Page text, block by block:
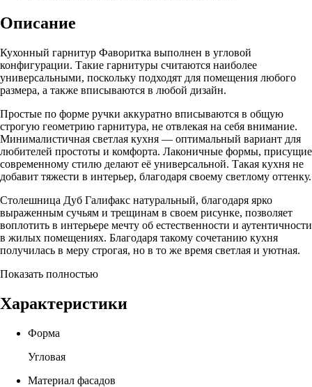
Описание
Кухонный гарнитур Фаворитка выполнен в угловой
конфигурации. Такие гарнитуры считаются наиболее
универсальными, поскольку подходят для помещения любого
размера, а также вписываются в любой дизайн.
Простые по форме ручки аккуратно вписываются в общую
строгую геометрию гарнитура, не отвлекая на себя внимание.
Минималистичная светлая кухня — оптимальный вариант для
любителей простоты и комфорта. Лаконичные формы, присущие
современному стилю делают её универсальной. Такая кухня не
добавит тяжести в интерьер, благодаря своему светлому оттенку.
Столешница Дуб Галифакс натуральный, благодаря ярко
выраженным сучьям и трещинам в своем рисунке, позволяет
воплотить в интерьере мечту об естественности и аутентичности
в жилых помещениях. Благодаря такому сочетанию кухня
получилась в меру строгая, но в то же время светлая и уютная.
Показать полностью
Характеристики
Форма
Угловая
Материал фасадов